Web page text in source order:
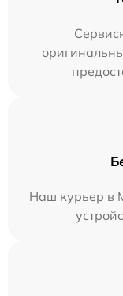
Наш курьер в